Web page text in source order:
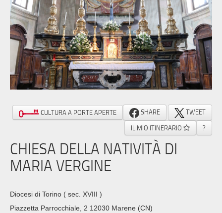
CULTURA A PORTE APERTE SHARE
TWEET
IL MIO ITINERARIO
?
CHIESA DELLA NATIVITÀ DI
MARIA VERGINE
Diocesi di Torino ( sec. XVIII )
Piazzetta Parrocchiale, 2 12030 Marene (CN)